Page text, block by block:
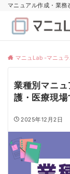
マニュアル作成・業務
マニュLab -マニュ
業種別マニ
護・医療現
2025年12月2日